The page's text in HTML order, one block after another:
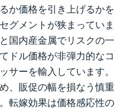
か価格を引き上げるかを
グメントが狭まっていま
国内産金属でリスクの一
ドル価格が非弾力的なコ
サーを輸入しています。
、販促の幅を損なう慎重
転嫁効果は価格感応性の